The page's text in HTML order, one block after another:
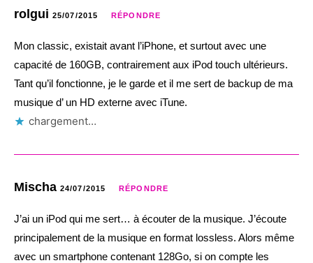
rolgui 25/07/2015 RÉPONDRE
Mon classic, existait avant l’iPhone, et surtout avec une
capacité de 160GB, contrairement aux iPod touch ultérieurs.
Tant qu’il fonctionne, je le garde et il me sert de backup de ma
musique d’ un HD externe avec iTune.
chargement…
Mischa 24/07/2015 RÉPONDRE
J’ai un iPod qui me sert… à écouter de la musique. J’écoute
principalement de la musique en format lossless. Alors même
avec un smartphone contenant 128Go, si on compte les